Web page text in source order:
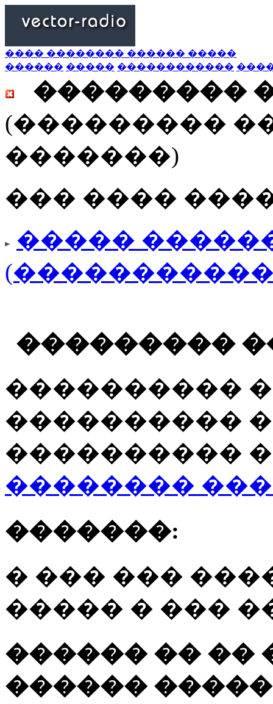
���� �������� ������ �����
������ ����� ������������
���������
(���������
�������)
��� ����
�����
���������
����������
����������
����������
��������
�������:
� ��� ���
����� � ���
������ �� ��
������